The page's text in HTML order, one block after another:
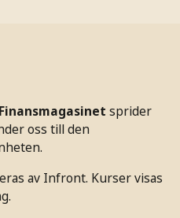
sprider
oss till den
av Infront. Kurser visas